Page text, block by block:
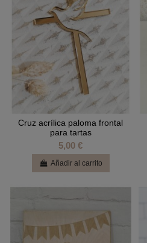
Cruz acrílica paloma frontal
para tartas
5,00 €
Añadir al carrito